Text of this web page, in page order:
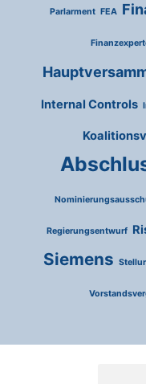
Parlarment FEA
Internal Controls
Regierungsentwurf
Siemens